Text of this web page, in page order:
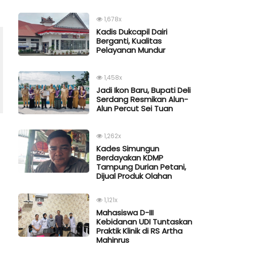
1,678x
Kadis Dukcapil Dairi
Berganti, Kualitas
Pelayanan Mundur
1,458x
Jadi Ikon Baru, Bupati Deli
Serdang Resmikan Alun-
Alun Percut Sei Tuan
1,262x
Kades Simungun
Berdayakan KDMP
Tampung Durian Petani,
Dijual Produk Olahan
1,121x
Mahasiswa D-III
Kebidanan UDI Tuntaskan
Praktik Klinik di RS Artha
Mahinrus